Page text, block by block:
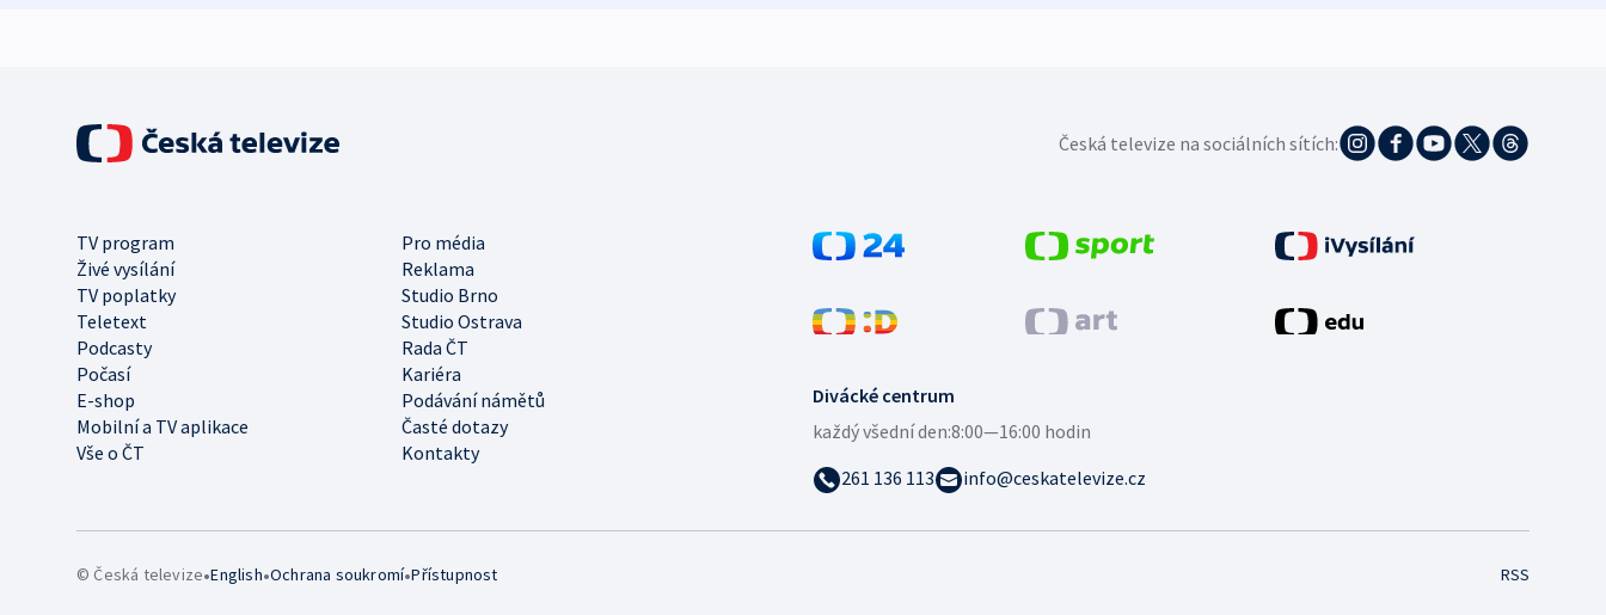
Česká televize na sociálních sítích:
TV program
Pro média
Živé vysílání
Reklama
TV poplatky
Studio Brno
Teletext
Studio Ostrava
Podcasty
Rada ČT
Počasí
Kariéra
E-shop
Podávání námětů
Mobilní a TV aplikace
Časté dotazy
Vše o ČT
Kontakty
Divácké centrum
každý všední den:8:00—16:00 hodin
261 136 113
info@ceskatelevize.cz
© Česká televize•English•Ochrana soukromí•Přístupnost RSS